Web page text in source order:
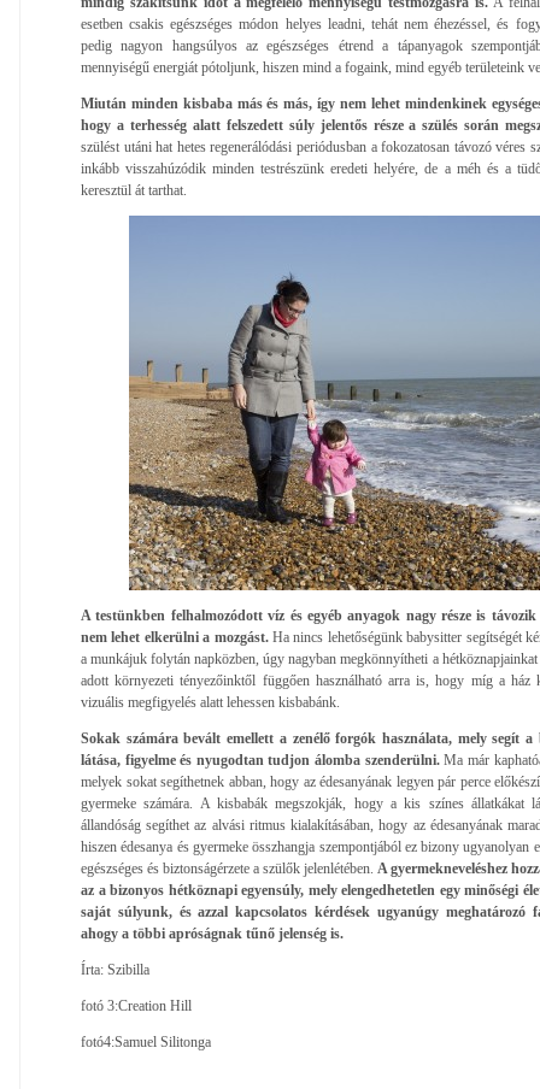
esetben csakis egészséges módon helyes leadni, tehát nem éhezéssel, és
pedig nagyon hangsúlyos az egészséges étrend a tápanyagok
mennyiségű energiát pótoljunk, hiszen mind a fogaink, mind egyéb területeink
Miután minden kisbaba más és más, így nem lehet mindenkinek
hogy a terhesség alatt felszedett súly jelentős része a szülés során
szülést utáni hat hetes regenerálódási periódusban a fokozatosan távozó véres
inkább visszahúzódik minden testrészünk eredeti helyére, de a méh és a
keresztül át tarthat.
A testünkben felhalmozódott víz és egyéb anyagok nagy része is
nem lehet elkerülni a mozgást.Ha nincs lehetőségünk babysitter segítségét
a munkájuk folytán napközben, úgy nagyban megkönnyítheti a hétköznapjainkat
adott környezeti tényezőinktől függően használható arra is, hogy míg a
vizuális megfigyelés alatt lehessen kisbabánk.
Sokak számára bevált emellett a zenélő forgók használata, mely segít
látása, figyelme és nyugodtan tudjon álomba szenderülni.Ma már
melyek sokat segíthetnek abban, hogy az édesanyának legyen pár perce
gyermeke számára. A kisbabák megszokják, hogy a kis színes állatkákat
állandóság segíthet az alvási ritmus kialakításában, hogy az édesanyának
hiszen édesanya és gyermeke összhangja szempontjából ez bizony ugyanolyan
egészséges és biztonságérzete a szülők jelenlétében. A gyermekneveléshez
az a bizonyos hétköznapi egyensúly, mely elengedhetetlen egy minőségi
saját súlyunk, és azzal kapcsolatos kérdések ugyanúgy meghatározó
ahogy a többi apróságnak tűnő jelenség is.
Írta: Szibilla
fotó 3:Creation Hill
fotó4:Samuel Silitonga